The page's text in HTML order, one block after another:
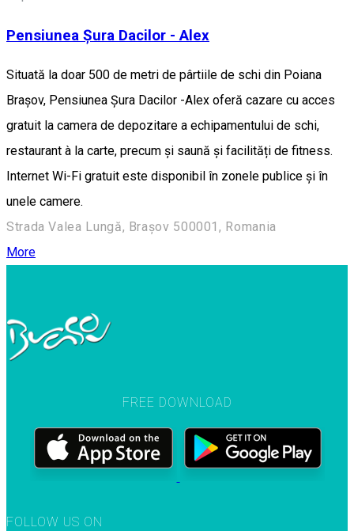
Pensiunea Șura Dacilor - Alex
Situată la doar 500 de metri de pârtiile de schi din Poiana
Brașov, Pensiunea Șura Dacilor -Alex oferă cazare cu acces
gratuit la camera de depozitare a echipamentului de schi,
restaurant à la carte, precum și saună și facilități de fitness.
Internet Wi-Fi gratuit este disponibil în zonele publice și în
unele camere.
Strada Valea Lungă, Brașov 500001, Romania
More
FREE DOWNLOAD
FOLLOW US ON